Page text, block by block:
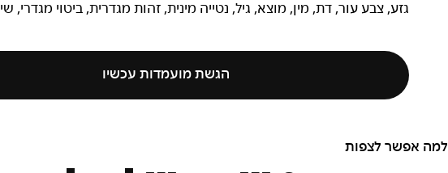
גזע, צבע עור, דת, מין, מוצא, גיל, נטייה מינית, זהות מגדרית, ביטוי מגדרי,
הגשת מועמדות עכשיו
למה אפשר לצפות